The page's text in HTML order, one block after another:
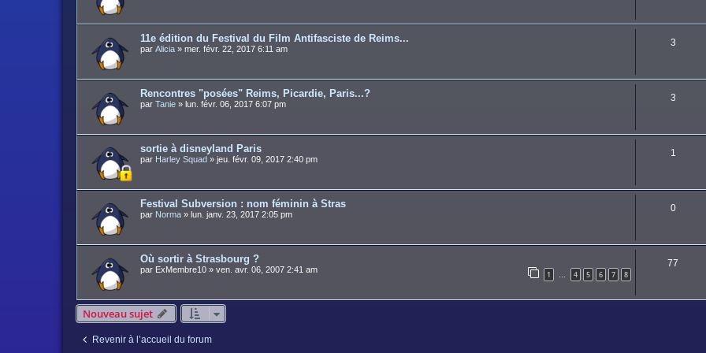
11e édition du Festival du Film Antifasciste de Reims...
par Alicia » mer. févr. 22, 2017 6:11 am
3
Rencontres "posées" Reims, Picardie, Paris...?
par Tanie » lun. févr. 06, 2017 6:07 pm
3
sortie à disneyland Paris
par Harley Squad » jeu. févr. 09, 2017 2:40 pm
1
Festival Subversion : nom féminin à Stras
par Norma » lun. janv. 23, 2017 2:05 pm
0
Où sortir à Strasbourg ?
par ExMembre10 » ven. avr. 06, 2007 2:41 am 1 … 4 5 6 7 8
77
Nouveau sujet
Revenir à l’accueil du forum